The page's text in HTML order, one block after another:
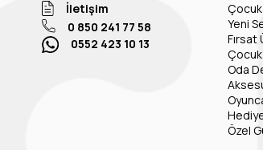
İletişim
0 850 241 77 58
0552 423 10 13
Çocuk
Yeni
Fırsat
Oda
Özel